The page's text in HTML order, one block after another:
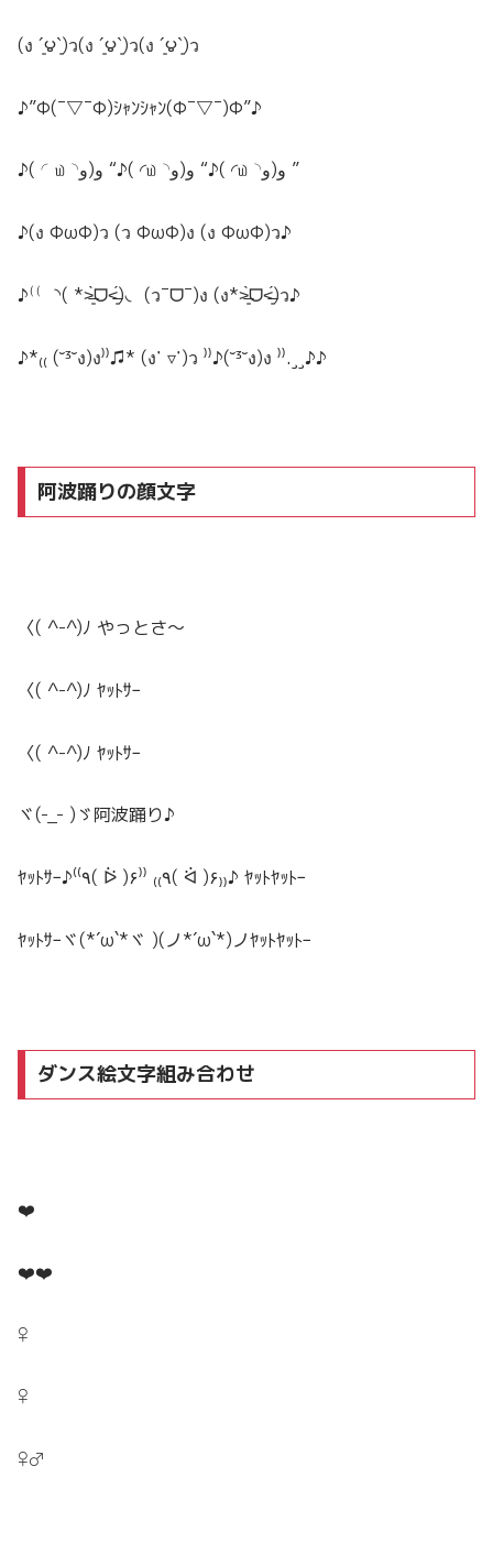
(ง ´͈౪`͈)ว(ง ´͈౪`͈)ว(ง ´͈౪`͈)ว
♪”Φ(¯▽¯Φ)ｼｬﾝｼｬﾝ(Φ¯▽¯)Φ”♪
♪( ◜௰◝و(و “♪( ◜௰◝و(و “♪( ◜௰◝و(و ”
♪(ง ФωФ)ว (ว ФωФ)ง (ง ФωФ)ว♪
♪⁽⁽ ◝( *˃̶͈̀ᗜ˂̶͈́)◟ (ว¯ᗜ¯)ง (ง*˃̶͈̀ᗜ˂̶͈́)ว♪
♪*₍₍ (˘³˘ง)ง⁾⁾♫* (ง˙ ▿˙)ว ⁾⁾♪(˘³˘ง)ง ⁾⁾.¸¸♪♪
阿波踊りの顔文字
〈( ^-^)ﾉ やっとさ〜
〈( ^-^)ﾉ ﾔｯﾄｻｰ
〈( ^-^)ﾉ ﾔｯﾄｻｰ
ヾ(-_- )ゞ阿波踊り♪
ﾔｯﾄｻｰ♪⁽⁽٩( ᐖ )۶⁾⁾ ₍₍٩( ᐛ )۶₎₎♪ ﾔｯﾄﾔｯﾄｰ
ﾔｯﾄｻｰヾ(*´ω`*ヾ )(ノ*´ω`*)ノﾔｯﾄﾔｯﾄｰ
ダンス絵文字組み合わせ
❤️
❤️❤️
‍♀
‍♀
‍♀‍♂️